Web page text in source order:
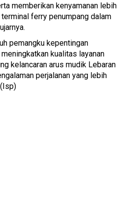
memberikan kenyamanan lebih
ferry penumpang dalam
pemangku kepentingan
kualitas layanan
kelancaran arus mudik Lebaran
perjalanan yang lebih